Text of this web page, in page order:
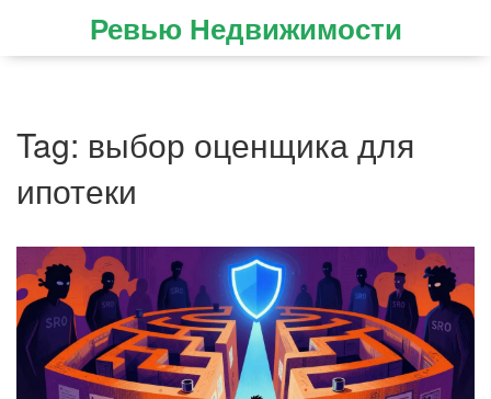
Ревью Недвижимости
Tag: выбор оценщика для
ипотеки